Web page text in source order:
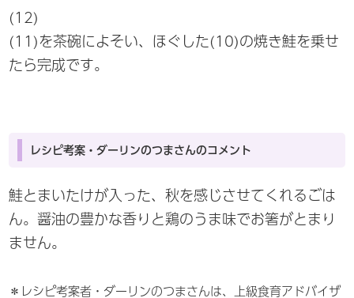
(12)
(11)を茶碗によそい、ほぐした(10)の焼き鮭を乗せ
たら完成です。
レシピ考案・ダーリンのつまさんのコメント
鮭とまいたけが入った、秋を感じさせてくれるごは
ん。醤油の豊かな香りと鶏のうま味でお箸がとまり
ません。
＊レシピ考案者・ダーリンのつまさんは、上級食育アドバイザ